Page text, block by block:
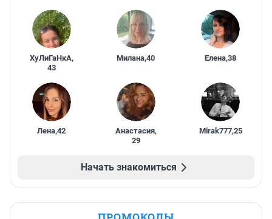
ХуЛиГаНкА,
43
Милана,40 Елена,38
Лена,42 Анастасия,
29
Mirak777,25
Начать знакомиться